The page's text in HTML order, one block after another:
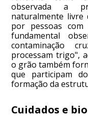
observada a
naturalmente livre
por pessoas com
fundamental
contaminação
processam trigo",
o grão também
que participam
formação da
Cuidados e